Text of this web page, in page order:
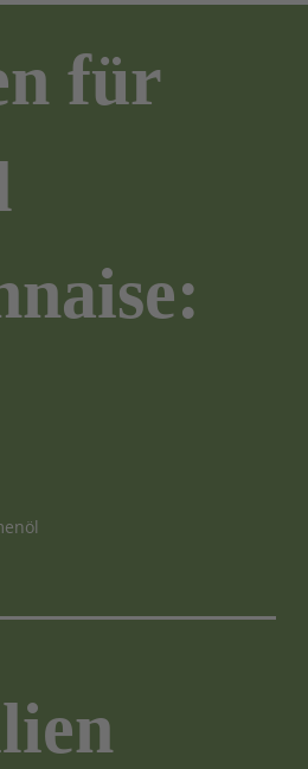
für